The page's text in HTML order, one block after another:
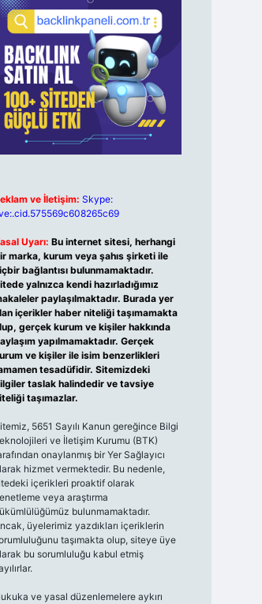
ve İletişim: Skype:
Uyarı: Bu internet sitesi, herhangi
marka, kurum veya şahıs şirketi ile
bağlantısı bulunmamaktadır.
yalnızca kendi hazırladığımız
paylaşılmaktadır. Burada yer
içerikler haber niteliği taşımamakta
gerçek kurum ve kişiler hakkında
yapılmamaktadır. Gerçek
ve kişiler ile isim benzerlikleri
tesadüfidir. Sitemizdeki
taslak halindedir ve tavsiye
taşımazlar.
5651 Sayılı Kanun gereğince Bilgi
ve İletişim Kurumu (BTK)
onaylanmış bir Yer Sağlayıcı
hizmet vermektedir. Bu nedenle,
içerikleri proaktif olarak
veya araştırma
bulunmamaktadır.
üyelerimiz yazdıkları içeriklerin
taşımakta olup, siteye üye
bu sorumluluğu kabul etmiş
ve yasal düzenlemelere aykırı